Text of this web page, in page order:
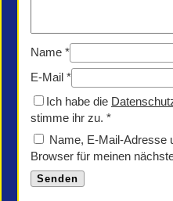
Name *
E-Mail *
Ich habe die
stimme ihr zu. *
Name, E-Mail-Adresse
Browser für meinen